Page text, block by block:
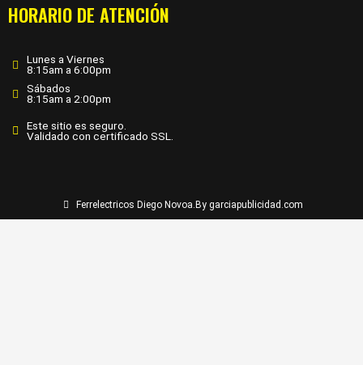
HORARIO DE ATENCIÓN
Lunes a Viernes
8:15am a 6:00pm
Sábados
8:15am a 2:00pm
Este sitio es seguro.
Validado con certificado SSL.
Ferrelectricos Diego Novoa. By garciapublicidad.com